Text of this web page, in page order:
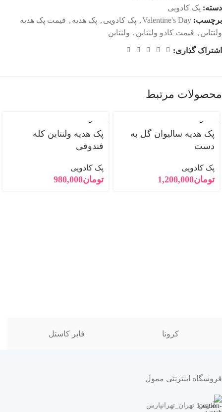
دسته: پک کادویی
برچسب: Valentine's Day
, پک کادویی , پک هدیه , قیمت پک هدیه
ولنتاین , قیمت کادو ولنتاین , ولنتاین
اشتراک گذاری:
محصولات مرتبط
فروخته
پک هدیه سالیوان گل به
دست
پک کادویی
تومان1,200,000
فروخته
پک هدیه ولنتاین کله
فندوقی
پک کادویی
تومان980,000
کرونا فابر کاستل
فروشگاه اینترنتی ممول
آدرس: تهران_تهرانپارس